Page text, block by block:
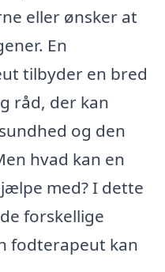
eller ønsker at
En
tilbyder en bred
råd, der kan
og den
hvad kan en
med? I dette
forskellige
fodterapeut kan